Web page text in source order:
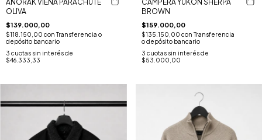
ANORAK VIENA PARACHUTE
OLIVA
$139.000,00
$118.150,00 con Transferencia o
depósito bancario
3 cuotas sin interés de
$46.333,33
CAMPERA YUKON SHERPA
BROWN
$159.000,00
$135.150,00 con Transferencia
o depósito bancario
3 cuotas sin interés de
$53.000,00